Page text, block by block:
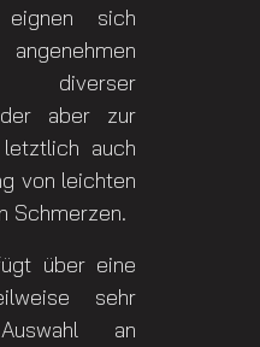
sich
diverser
aber zur
auch
von leichten
Schmerzen.
über eine
sehr
an